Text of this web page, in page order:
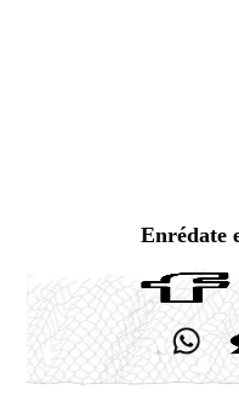
Enrédate